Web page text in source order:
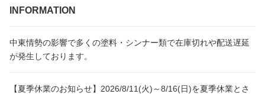
コシイプレザービング
INFORMATION
中東情勢の影響で多くの塗料・シンナー類で在庫切れや配送遅延
が発生しております。
【夏季休業のお知らせ】2026/8/11(火)～8/16(日)を夏季休業とさ